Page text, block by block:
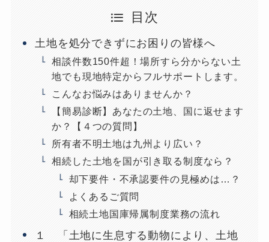
目次
土地を処分できずにお困りの皆様へ
相談件数150件超！場所すら分からない土
地でも現地特定からフルサポートします。
こんなお悩みはありませんか？
【簡易診断】あなたの土地、国に返せます
か？【４つの質問】
所有者不明土地は九州より広い？
相続した土地を国が引き取る制度なら？
却下要件・不承認要件の見極めは…？
よくあるご質問
相続土地国庫帰属制度業務の流れ
１ 「土地に生息する動物により、土地